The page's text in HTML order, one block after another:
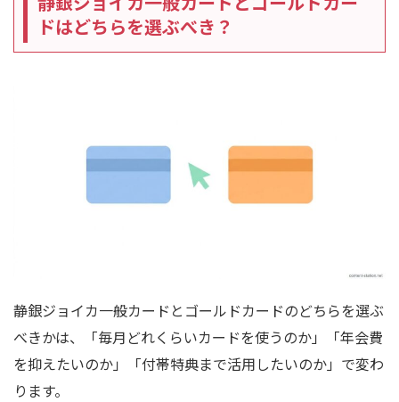
ドはどちらを選ぶべき？
静銀ジョイカ一般カードとゴールドカードのどちらを選ぶ
べきかは、「毎月どれくらいカードを使うのか」「年会費
を抑えたいのか」「付帯特典まで活用したいのか」で変わ
ります。